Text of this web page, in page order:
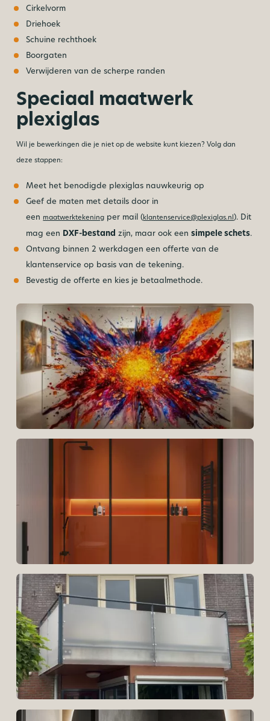
Cirkelvorm
Driehoek
Schuine rechthoek
Boorgaten
Verwijderen van de scherpe randen
Speciaal maatwerk
plexiglas
Wil je bewerkingen die je niet op de website kunt kiezen? Volg dan
deze stappen:
Meet het benodigde plexiglas nauwkeurig op
Geef de maten met details door in
een maatwerktekening per mail (klantenservice@plexiglas.nl). Dit
mag een DXF-bestand zijn, maar ook eensimpele schets.
Ontvang binnen 2 werkdagen een offerte van de
klantenservice op basis van de tekening.
Bevestig de offerte en kies je betaalmethode.